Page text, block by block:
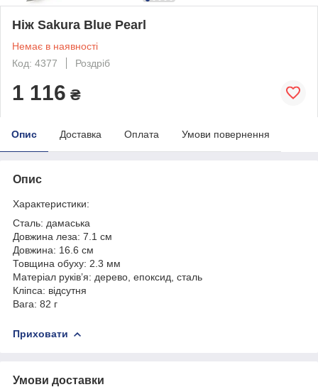
Ніж Sakura Blue Pearl
Немає в наявності
Код: 4377
Роздріб
1 116 ₴
Опис Доставка Оплата Умови повернення
Опис
Характеристики:
Сталь: дамаська
Довжина леза: 7.1 см
Довжина: 16.6 см
Товщина обуху: 2.3 мм
Матеріал руків’я: дерево, епоксид, сталь
Кліпса: відсутня
Вага: 82 г
Приховати
Умови доставки